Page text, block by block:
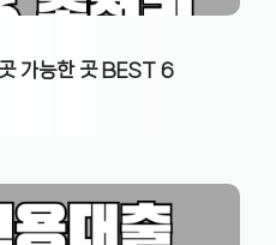
가능한 곳 BEST 6